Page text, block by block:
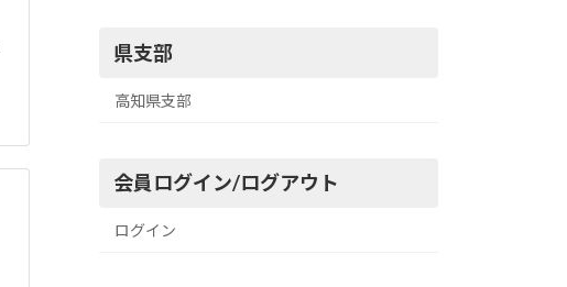
県支部
高知県支部
会員ログイン/ログアウト
ログイン